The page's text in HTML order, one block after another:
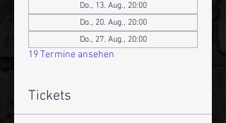
Do., 13. Aug., 20:00
Do., 20. Aug., 20:00
Do., 27. Aug., 20:00
19 Termine ansehen
Tickets